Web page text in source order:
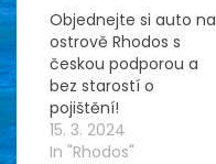
Objednejte si auto na
ostrově Rhodos s
českou podporou a
bez starostí o
pojištění!
15. 3. 2024
In "Rhodos"